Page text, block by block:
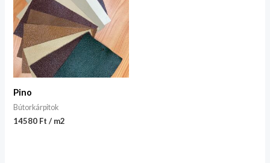
Pino
Bútorkárpitok
14580 Ft / m2